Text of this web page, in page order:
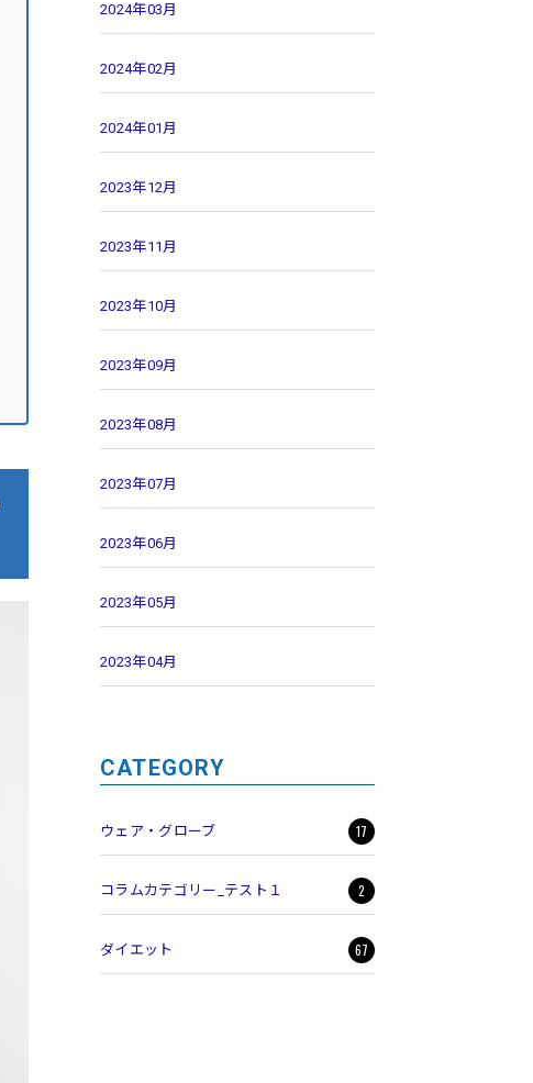
2024年03月
2024年02月
2024年01月
2023年12月
2023年11月
2023年10月
2023年09月
2023年08月
2023年07月
2023年06月
2023年05月
2023年04月
CATEGORY
ウェア・グローブ 17
コラムカテゴリー_テスト１ 2
ダイエット 67